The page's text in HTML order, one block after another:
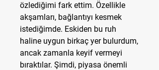
özlediğimi fark ettim. Özellikle
akşamları, bağlantıyı kesmek
istediğimde. Eskiden bu ruh
haline uygun birkaç yer bulurdum,
ancak zamanla keyif vermeyi
bıraktılar. Şimdi, piyasa önemli